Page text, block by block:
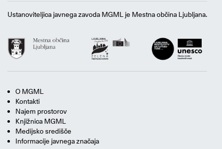
Ustanoviteljica javnega zavoda MGML je Mestna občina Ljubljana.
O MGML
Kontakti
Najem prostorov
Knjižnica MGML
Medijsko središče
Informacije javnega značaja